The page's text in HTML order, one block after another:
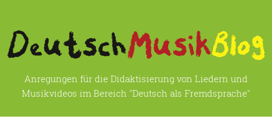
Anregungen für die Didaktisierung von Liedern und
Musikvideos im Bereich "Deutsch als Fremdsprache"